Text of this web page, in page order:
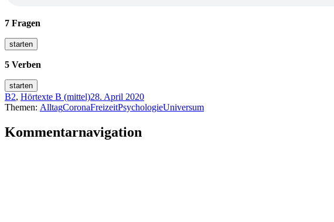
7 Fragen
5 Verben
B2, Hörtexte B (mittel)28. April 2020
Themen: AlltagCoronaFreizeitPsychologieUniversum
Kommentarnavigation